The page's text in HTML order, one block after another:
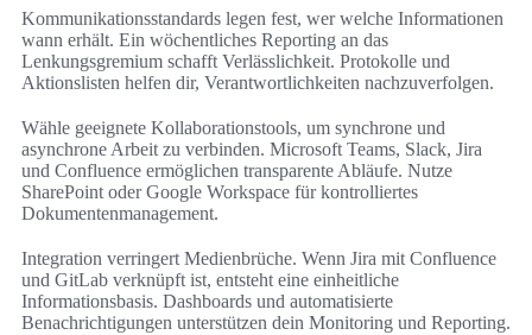
Kommunikationsstandards legen fest, wer welche Informationen
wann erhält. Ein wöchentliches Reporting an das
Lenkungsgremium schafft Verlässlichkeit. Protokolle und
Aktionslisten helfen dir, Verantwortlichkeiten nachzuverfolgen.
Wähle geeignete Kollaborationstools, um synchrone und
asynchrone Arbeit zu verbinden. Microsoft Teams, Slack, Jira
und Confluence ermöglichen transparente Abläufe. Nutze
SharePoint oder Google Workspace für kontrolliertes
Dokumentenmanagement.
Integration verringert Medienbrüche. Wenn Jira mit Confluence
und GitLab verknüpft ist, entsteht eine einheitliche
Informationsbasis. Dashboards und automatisierte
Benachrichtigungen unterstützen dein Monitoring und Reporting.